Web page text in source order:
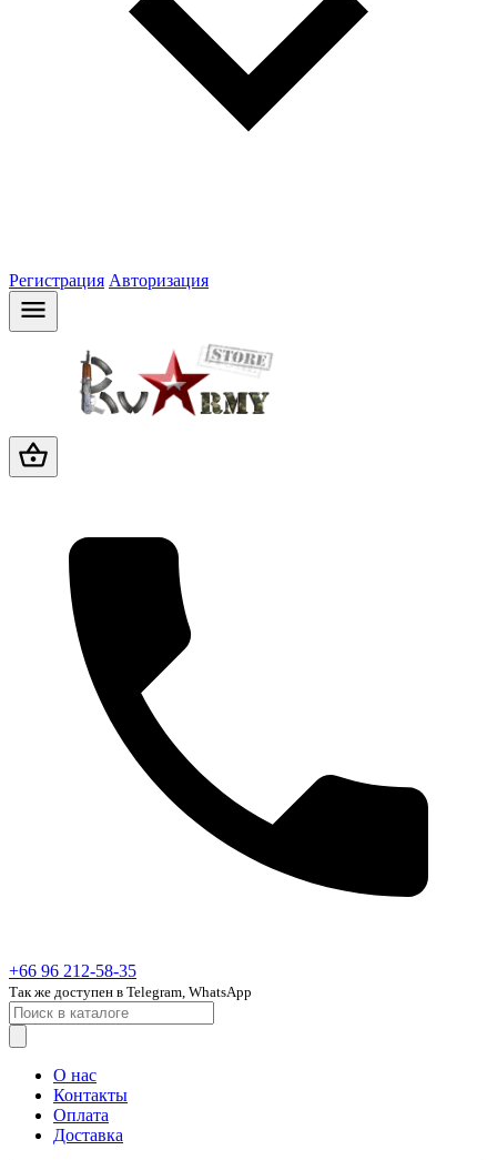
Регистрация Авторизация
+66 96 212-58-35
Так же доступен в Telegram, WhatsApp
О нас
Контакты
Оплата
Доставка